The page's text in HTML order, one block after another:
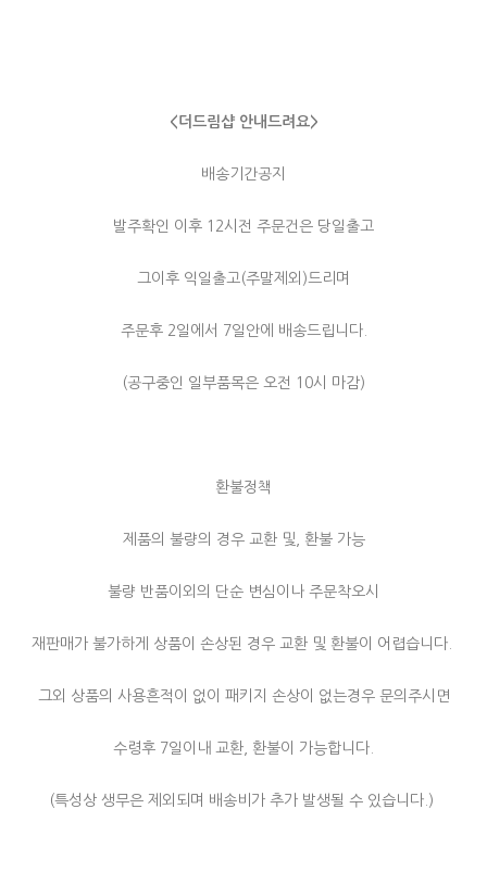
<더드림샵 안내드려요>
배송기간공지
발주확인 이후 12시전 주문건은 당일출고
그이후 익일출고(주말제외)드리며
주문후 2일에서 7일안에 배송드립니다.
(공구중인 일부품목은 오전 10시 마감)
환불정책
제품의 불량의 경우 교환 및, 환불 가능
불량 반품이외의 단순 변심이나 주문착오시
재판매가 불가하게 상품이 손상된 경우 교환 및 환불이 어렵습니다.
그외 상품의 사용흔적이 없이 패키지 손상이 없는경우 문의주시면
수령후 7일이내 교환, 환불이 가능합니다.
(특성상 생무은 제외되며 배송비가 추가 발생될 수 있습니다.)